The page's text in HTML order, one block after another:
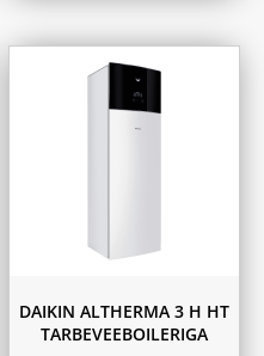
230L
DAIKIN ALTHERMA 3 H HT
TARBEVEEBOILERIGA